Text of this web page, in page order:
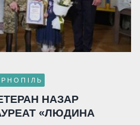
НАЗАР
«ЛЮДИНА